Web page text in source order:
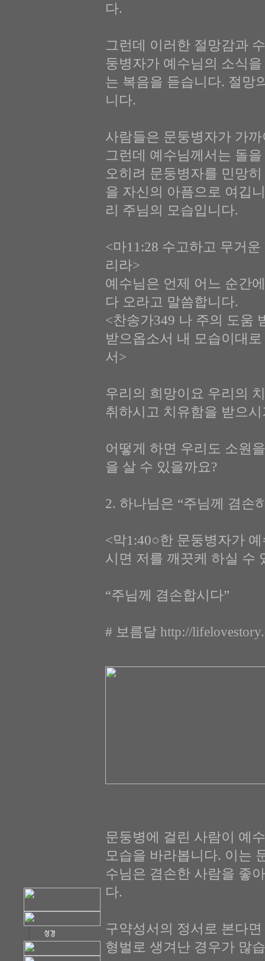
다.
그런데 이러한 절망감과
둥병자가 예수님의 소식
는 복음을 듣습니다. 절망
니다.
사람들은 문둥병자가 가
그런데 예수님께서는 돌
오히려 문둥병자를 민망
을 자신의 아픔으로 여깁
리 주님의 모습입니다.
<마11:28 수고하고 무거
리라>
예수님은 언제 어느 순간
다 오라고 말씀합니다.
<찬송가349 나 주의 도움
받으옵소서 내 모습이대
서>
우리의 희망이요 우리의
취하시고 치유함을 받으
어떻게 하면 우리도 소원
을 살 수 있을까요?
2. 하나님은 “주님께 겸손
<막1:40○한 문둥병자가
시면 저를 깨끗케 하실 수
“주님께 겸손합시다”
# 보름달 http://
문둥병에 걸린 사람이 예
모습을 바라봅니다. 이는
수님은 겸손한 사람을 좋
다.
구약성서의 정서로 본다
형벌로 생겨난 경우가 많